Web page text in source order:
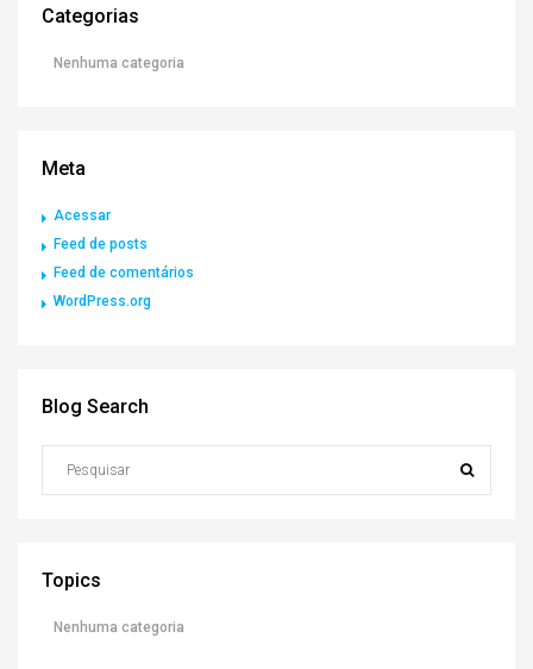
Categorias
Nenhuma categoria
Meta
Acessar
Feed de posts
Feed de comentários
WordPress.org
Blog Search
Topics
Nenhuma categoria